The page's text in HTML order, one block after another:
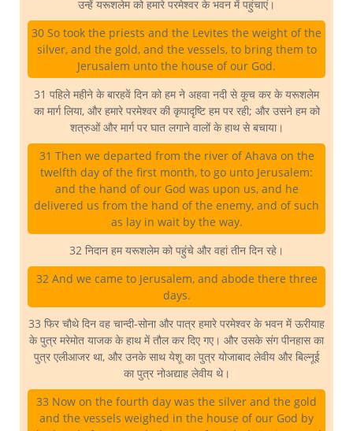
उन्हें यरूशलेम को हमारे परमेश्वर के भवन में पहुंचाएं।
30 So took the priests and the Levites the weight of the
silver, and the gold, and the vessels, to bring them to
Jerusalem unto the house of our God.
31 पहिले महीने के बारहवें दिन को हम ने अहवा नदी से कूच कर के यरूशलेम
का मार्ग लिया, और हमारे परमेश्वर की कृपादृष्टि हम पर रही; और उसने हम को
शत्रुओं और मार्ग पर घात लगाने वालों के हाथ से बचाया।
31 Then we departed from the river of Ahava on the
twelfth day of the first month, to go unto Jerusalem:
and the hand of our God was upon us, and he
delivered us from the hand of the enemy, and of such
as lay in wait by the way.
32 निदान हम यरूशलेम को पहुंचे और वहां तीन दिन रहे।
32 And we came to Jerusalem, and abode there three
days.
33 फिर चौथे दिन वह चान्दी-सोना और पात्र हमारे परमेश्वर के भवन में ऊरीयाह
के पुत्र मरेमोत याजक के हाथ में तौल कर दिए गए। और उसके संग पीनहास का
पुत्र एलीआजर था, और उनके साथ येशू का पुत्र योजाबाद लेवीय और बिल्नूई
का पुत्र नोअद्याह लेवीय थे।
33 Now on the fourth day was the silver and the gold
and the vessels weighed in the house of our God by